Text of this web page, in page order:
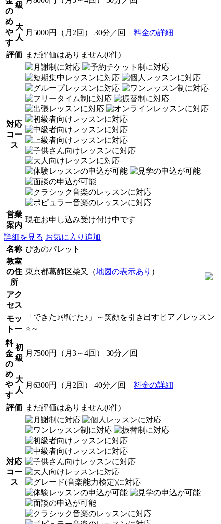
の
め
や
す
級
大
人
月5000円（月2回） 30分／回 料金の詳細
評価 まだ評価はありません(0件)
対応
コー
ス
営業
案内
現在お申し込み受け付け中です
詳細を見る お気に入り追加
名称 ぴあのパレット
教室
の住
所
東京都葛飾区柴又（地図の表示あり ）
アク
セス
モッ
トー
「できた♪弾けた♪」～笑顔を引き出すピアノレッスン
⭐️～
料
金
の
め
や
す
初
級
月7500円（月3～4回） 30分／回
大
人
月6300円（月2回） 40分／回 料金の詳細
評価 まだ評価はありません(0件)
対応
コー
ス